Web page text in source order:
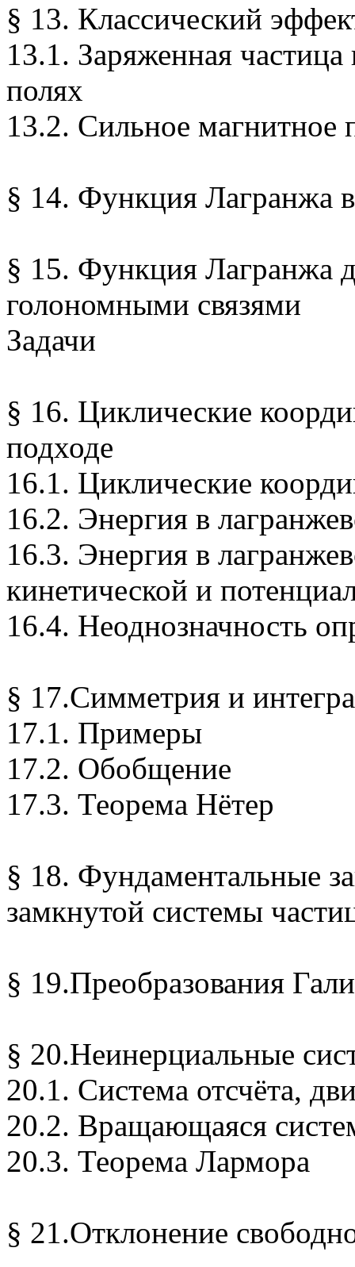
§ 13. Классический
13.1. Заряженная
полях
13.2. Сильное магнитное
§ 14. Функция Лагранжа
§ 15. Функция Лагранжа
голономными связями
Задачи
§ 16. Циклические
подходе
16.1. Циклические
16.2. Энергия в
16.3. Энергия в
кинетической и
16.4. Неоднозначность
§ 17.Симметрия и
17.1. Примеры
17.2. Обобщение
17.3. Теорема Нётер
§ 18. Фундаментальные
замкнутой системы
§ 19.Преобразования
§ 20.Неинерциальные
20.1. Система отсчёта,
20.2. Вращающаяся
20.3. Теорема Лармора
§ 21.Отклонение